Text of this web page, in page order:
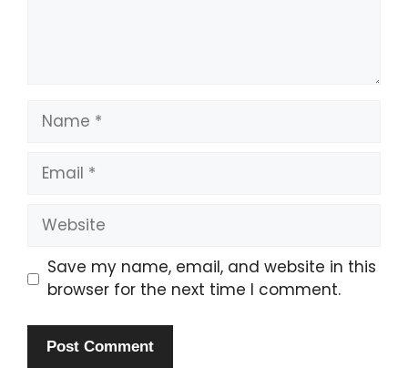
Name
Email
Website
Save my name, email, and website in this
browser for the next time I comment.